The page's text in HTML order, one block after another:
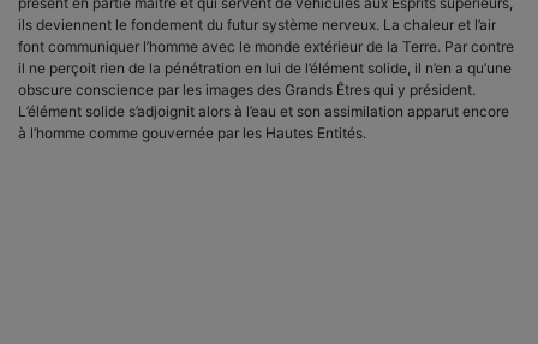
ils deviennent le fondement du futur système nerveux. La chaleur et l’air
font communiquer l’homme avec le monde extérieur de la Terre. Par contre
il ne perçoit rien de la pénétration en lui de l’élément solide, il n’en a qu’une
obscure conscience par les images des Grands Êtres qui y président.
L’élément solide s’adjoignit alors à l’eau et son assimilation apparut encore
à l’homme comme gouvernée par les Hautes Entités.